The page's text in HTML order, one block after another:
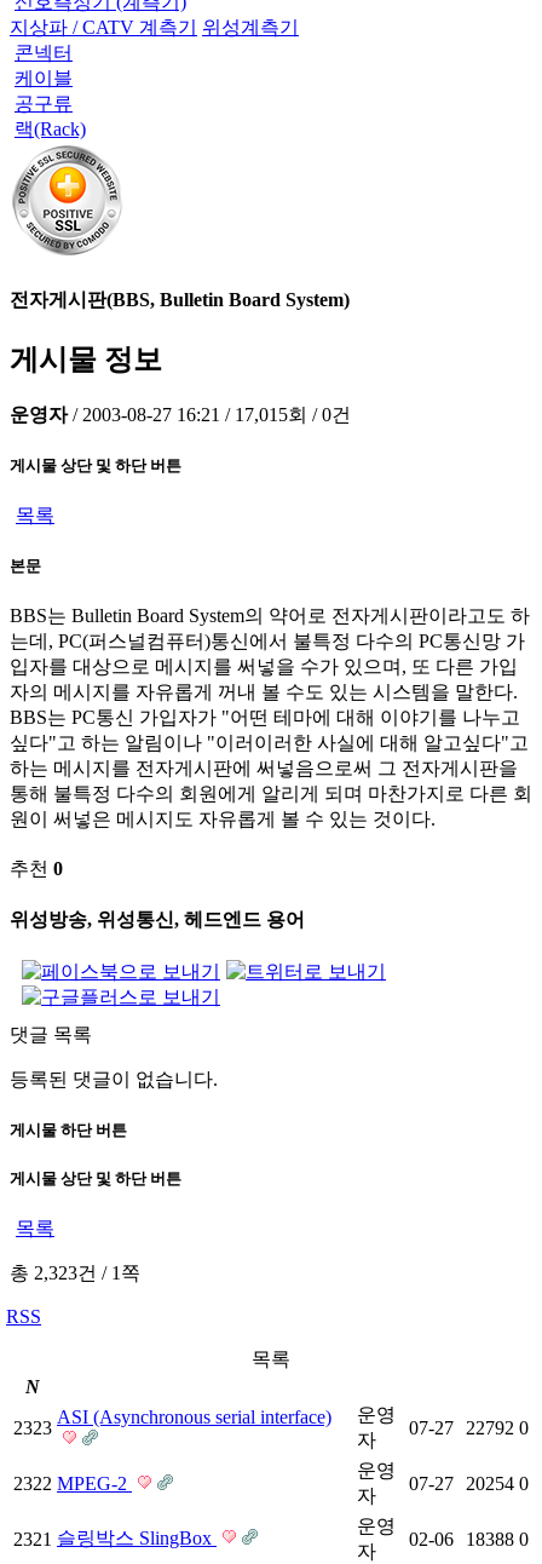
지상파 / CATV 계측기
위성계측기
콘넥터
케이블
공구류
랙(Rack)
전자게시판(BBS, Bulletin Board System)
게시물 정보
운영자 / 2003-08-27 16:21 / 17,015회 / 0건
게시물 상단 및 하단 버튼
목록
본문
BBS는 Bulletin Board System의 약어로 전자게시판이라고도 하
는데, PC(퍼스널컴퓨터)통신에서 불특정 다수의 PC통신망 가
입자를 대상으로 메시지를 써넣을 수가 있으며, 또 다른 가입
자의 메시지를 자유롭게 꺼내 볼 수도 있는 시스템을 말한다.
BBS는 PC통신 가입자가 "어떤 테마에 대해 이야기를 나누고
싶다"고 하는 알림이나 "이러이러한 사실에 대해 알고싶다"고
하는 메시지를 전자게시판에 써넣음으로써 그 전자게시판을
통해 불특정 다수의 회원에게 알리게 되며 마찬가지로 다른 회
원이 써넣은 메시지도 자유롭게 볼 수 있는 것이다.
추천 0
위성방송, 위성통신, 헤드엔드 용어
댓글 목록
등록된 댓글이 없습니다.
게시물 하단 버튼
게시물 상단 및 하단 버튼
목록
총 2,323건 /1쪽
RSS
목록
N
2323
ASI (Asynchronous serial interface)
운영
자
07-27 22792 0
2322 MPEG-2
운영
자
07-27 20254 0
2321 슬링박스 SlingBox
운영
자
02-06 18388 0